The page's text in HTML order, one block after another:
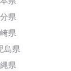
県
県
島県
県